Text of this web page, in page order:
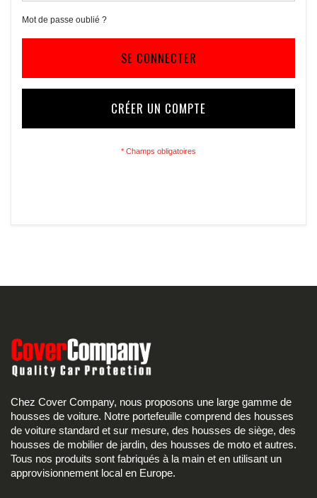
Mot de passe oublié ?
SE CONNECTER
CRÉER UN COMPTE
Chez Cover Company, nous proposons une large gamme de
housses de voiture. Notre portefeuille comprend des housses
de voiture standard et sur mesure, des housses de siège, des
housses de mobilier de jardin, des housses de moto et autres.
Tous nos produits sont fabriqués à la main et en utilisant un
approvisionnement local en Europe.